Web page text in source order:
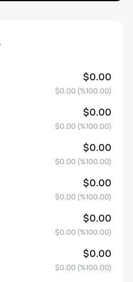
$0.00
$0.00 (%100.00)
$0.00
$0.00 (%100.00)
$0.00
$0.00 (%100.00)
$0.00
$0.00 (%100.00)
$0.00
$0.00 (%100.00)
$0.00
$0.00 (%100.00)